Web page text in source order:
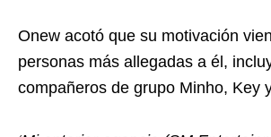
Onew acotó que su motivación
personas más allegadas a él,
compañeros de grupo Minho, Key